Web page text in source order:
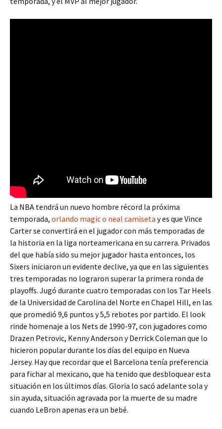
La NBA tendrá un nuevo hombre récord la próxima
temporada, orlando magic o neal camiseta y es que Vince
Carter se convertirá en el jugador con más temporadas de
la historia en la liga norteamericana en su carrera. Privados
del que había sido su mejor jugador hasta entonces, los
Sixers iniciaron un evidente declive, ya que en las siguientes
tres temporadas no lograron superar la primera ronda de
playoffs. Jugó durante cuatro temporadas con los Tar Heels
de la Universidad de Carolina del Norte en Chapel Hill, en las
que promedió 9,6 puntos y 5,5 rebotes por partido. El look
rinde homenaje a los Nets de 1990-97, con jugadores como
Drazen Petrovic, Kenny Anderson y Derrick Coleman que lo
hicieron popular durante los días del equipo en Nueva
Jersey. Hay que recordar que el Barcelona tenía preferencia
para fichar al mexicano, que ha tenido que desbloquear esta
situación en los últimos días. Gloria lo sacó adelante sola y
sin ayuda, situación agravada por la muerte de su madre
cuando LeBron apenas era un bebé.